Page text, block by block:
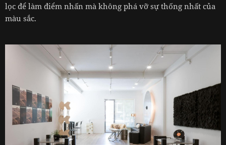
lọc để làm điểm nhấn mà không phá vỡ sự thống nhất của
màu sắc.